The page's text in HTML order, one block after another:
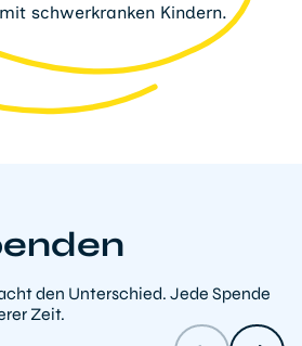
schwerkranken Kindern.
den Unterschied. Jede Spende
Zeit.